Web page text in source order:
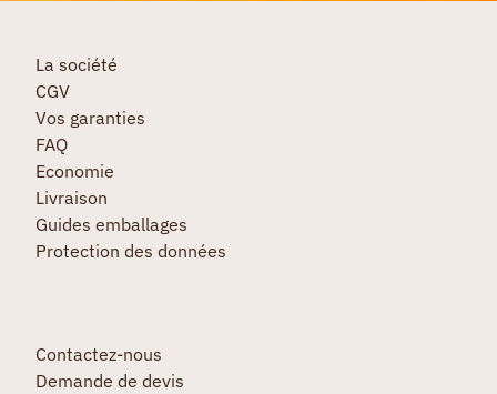
La société
CGV
Vos garanties
FAQ
Economie
Livraison
Guides emballages
Protection des données
Contactez-nous
Demande de devis